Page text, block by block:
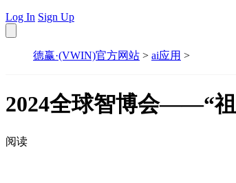
Log In Sign Up
德赢·(VWIN)官方网站 > ai应用 >
2024全球智博会——“
阅读